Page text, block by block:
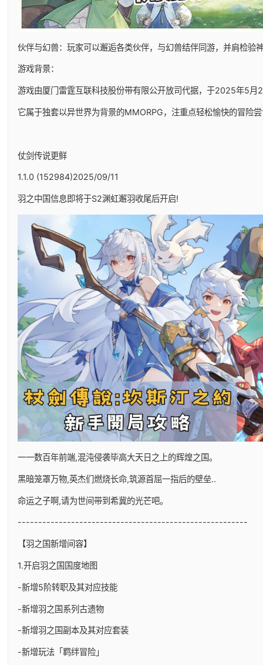
伙伴与幻兽：玩家可以邂逅各类伙伴，与幻兽结伴同游，并肩检验
游戏背景：
游戏由厦门雷霆互联科技股份带有限公开放司代据，于2025年5
它属于独套以异世界为背景的MMORPG，注重点轻松愉快的冒险
仗剑传说更鲜
1.1.0 (152984)2025/09/11
羽之中国信息即将于S2渊虹邂羽收尾后开启!
一一数百年前端,混沌侵袭毕高大天日之上的辉煌之国。
黑暗笼罩万物,英杰们燃烧长命,筑源首屈一指后的壁垒..
命运之子啊,请为世间带到希冀的光芒吧。
--------------------------------------------------------
【羽之国新增间容】
1.开启羽之国国度地图
-新增5阶转职及其对应技能
-新增羽之国系列古遗物
-新增羽之国副本及其对应套装
-新增玩法「羁绊冒险」